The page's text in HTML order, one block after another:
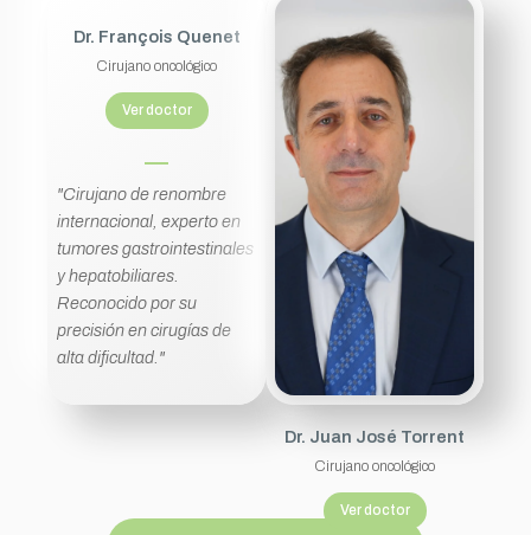
Dr. François Quenet
Cirujano oncológico
Ver doctor
"Cirujano de renombre
internacional, experto en
tumores gastrointestinales
y hepatobiliares.
Reconocido por su
precisión en cirugías de
alta dificultad."
Dr. Juan José Torrent
Cirujano oncológico
Ver doctor